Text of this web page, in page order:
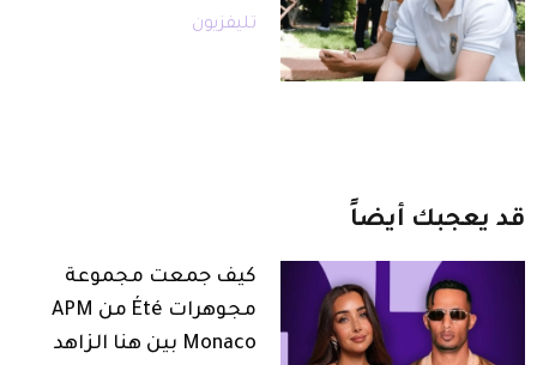
تليفزيون
قد يعجبك أيضاً
كيف جمعت مجموعة
مجوهرات Été من APM
Monaco بين هنا الزاهد